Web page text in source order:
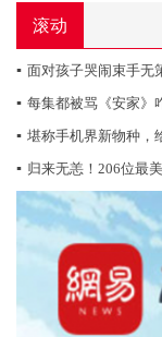
滚动
▪ 面对孩子哭闹束手无
▪ 每集都被骂《安家》
▪ 堪称手机界新物种，
▪ 归来无恙！206位最